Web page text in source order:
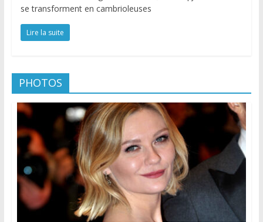
se transforment en cambrioleuses
Lire la suite
PHOTOS